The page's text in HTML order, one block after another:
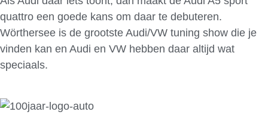
quattro een goede kans om daar te debuteren.
Wörthersee is de grootste Audi/VW tuning show die je
vinden kan en Audi en VW hebben daar altijd wat
speciaals.